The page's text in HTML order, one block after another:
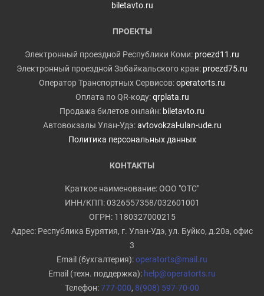
biletavto.ru
ПРОЕКТЫ
Электронный проездной Республики Коми: proezd11.ru
Электронный проездной Забайкальского края: proezd75.ru
Оператор Транспортных Сервисов:operatorts.ru
Оплата по QR-коду:qrplata.ru
Продажа билетов онлайн: biletavto.ru
Автовокзалы Улан-Удэ:avtovokzal-ulan-ude.ru
Политика персональных данных
КОНТАКТЫ
Краткое наименование: ООО "ОТС"
ИНН/КПП: 0326557358/032601001
ОГРН: 1180327000215
Адрес: Республика Бурятия, г. Улан-Удэ, ул. Буйко, д.20а, офис
3
Email (бухгалтерия):operatorts@mail.ru
Email (техн. поддержка): help@operatorts.ru
Телефон:777-000, 8(908) 597-70-00